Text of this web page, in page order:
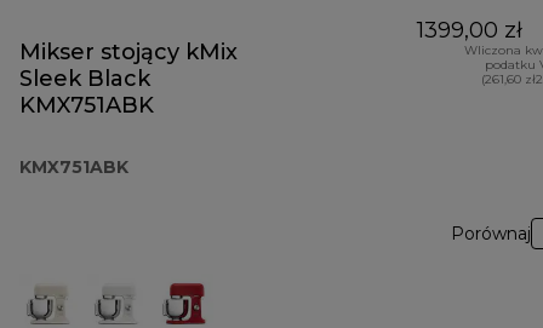
Mikser stojący kMix
Sleek Black
KMX751ABK
KMX751ABK
1399,00 zł
Wliczona
podatku
(261,60
Porównaj